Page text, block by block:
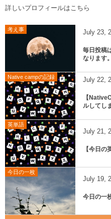
詳しいプロフィールはこちら
考え事 July 23,
毎日投稿
なります。
Native campの記録 July 22,
【
ルしてし
英単語
July 21,
【今日
今日の一枚
July 19,
今日の一